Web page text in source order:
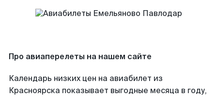
Про авиаперелеты на нашем сайте
Календарь низких цен на авиабилет из
Красноярска показывает выгодные месяца в году,